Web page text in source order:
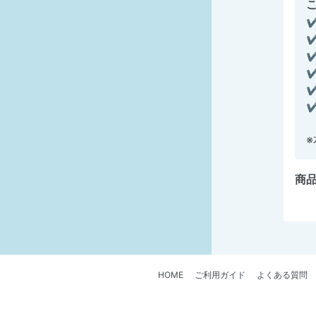
✔
✔
✔
✔
✔
✔
※
商
HOME ご利用ガイド よくある質問